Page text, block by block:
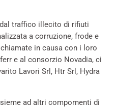
traffico illecito di rifiuti
a corruzione, frode e
in causa con i loro
e al consorzio Novadia, ci
Lavori Srl, Htr Srl, Hydra
ad altri compornenti di